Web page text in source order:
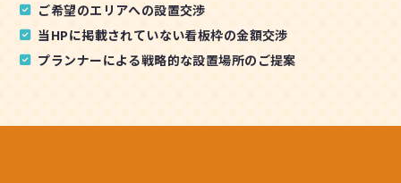
ご希望のエリアへの設置交渉
当HPに掲載されていない看板枠の金額交渉
プランナーによる戦略的な設置場所のご提案